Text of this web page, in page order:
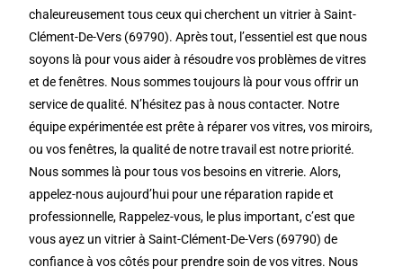
chaleureusement tous ceux qui cherchent un vitrier à Saint-
Clément-De-Vers (69790). Après tout, l’essentiel est que nous
soyons là pour vous aider à résoudre vos problèmes de vitres
et de fenêtres. Nous sommes toujours là pour vous offrir un
service de qualité. N’hésitez pas à nous contacter. Notre
équipe expérimentée est prête à réparer vos vitres, vos miroirs,
ou vos fenêtres, la qualité de notre travail est notre priorité.
Nous sommes là pour tous vos besoins en vitrerie. Alors,
appelez-nous aujourd’hui pour une réparation rapide et
professionnelle, Rappelez-vous, le plus important, c’est que
vous ayez un vitrier à Saint-Clément-De-Vers (69790) de
confiance à vos côtés pour prendre soin de vos vitres. Nous